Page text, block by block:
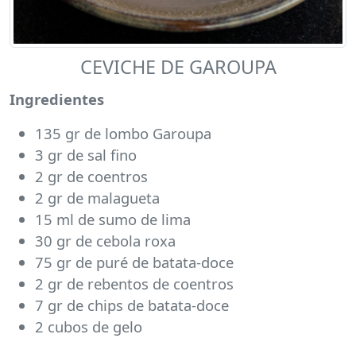
CEVICHE DE GAROUPA
Ingredientes
135 gr de lombo Garoupa
3 gr de sal fino
2 gr de coentros
2 gr de malagueta
15 ml de sumo de lima
30 gr de cebola roxa
75 gr de puré de batata-doce
2 gr de rebentos de coentros
7 gr de chips de batata-doce
2 cubos de gelo